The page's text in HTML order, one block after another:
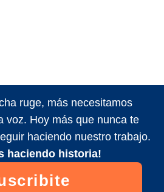
ruge, más necesitamos
voz. Hoy más que nunca te
haciendo nuestro trabajo.
haciendo historia!